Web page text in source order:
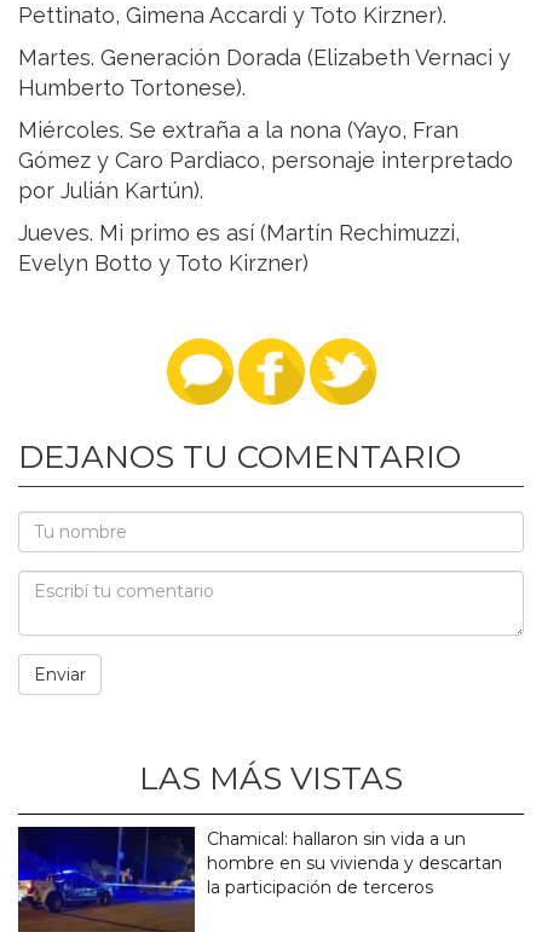
Pettinato, Gimena Accardi y Toto Kirzner).
Martes. Generación Dorada (Elizabeth Vernaci y
Humberto Tortonese).
Miércoles. Se extraña a la nona (Yayo, Fran
Gómez y Caro Pardiaco, personaje interpretado
por Julián Kartún).
Jueves. Mi primo es así (Martín Rechimuzzi,
Evelyn Botto y Toto Kirzner)
DEJANOS TU COMENTARIO
LAS MÁS VISTAS
Chamical: hallaron sin vida a un
hombre en su vivienda y descartan
la participación de terceros